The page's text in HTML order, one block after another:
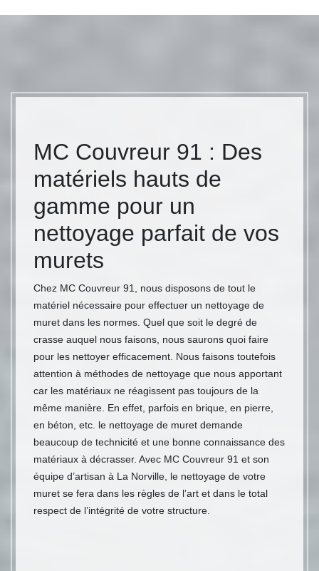
MC Couvreur 91 : Des
matériels hauts de
gamme pour un
nettoyage parfait de vos
murets
Chez MC Couvreur 91, nous disposons de tout le
matériel nécessaire pour effectuer un nettoyage de
muret dans les normes. Quel que soit le degré de
crasse auquel nous faisons, nous saurons quoi faire
pour les nettoyer efficacement. Nous faisons toutefois
attention à méthodes de nettoyage que nous apportant
car les matériaux ne réagissent pas toujours de la
même manière. En effet, parfois en brique, en pierre,
en béton, etc. le nettoyage de muret demande
beaucoup de technicité et une bonne connaissance des
matériaux à décrasser. Avec MC Couvreur 91 et son
équipe d’artisan à La Norville, le nettoyage de votre
muret se fera dans les règles de l’art et dans le total
respect de l’intégrité de votre structure.